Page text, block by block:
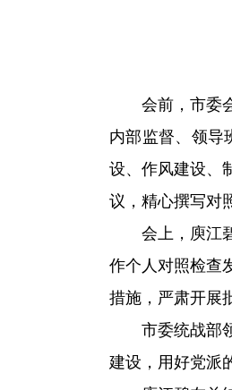
会前，市委
内部监督、领导
设、作风建设、
议，精心撰写对
会上，庾江
作个人对照检查
措施，严肃开展
市委统战部
建设，用好党派